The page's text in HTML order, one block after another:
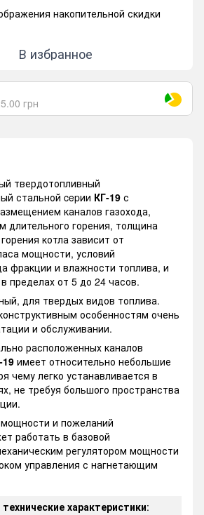
накопительной скидки
В избранное
грн
твердотопливный
стальной cepии КГ-19 с
каналов газохода,
длительного горения, толщина
котла зависит от
мощности, условий
фракции и влажности топлива, и
пределах от 5 до 24 часов.
для твердых видов топлива.
особенностям очень
и обслуживании.
расположенных каналов
19 имеет относительно небольшие
чему легко устанавливается в
не требуя большого пространства
и пожеланий
работать в базовой
регулятором мощности
управления с нагнетающим
характеристики: